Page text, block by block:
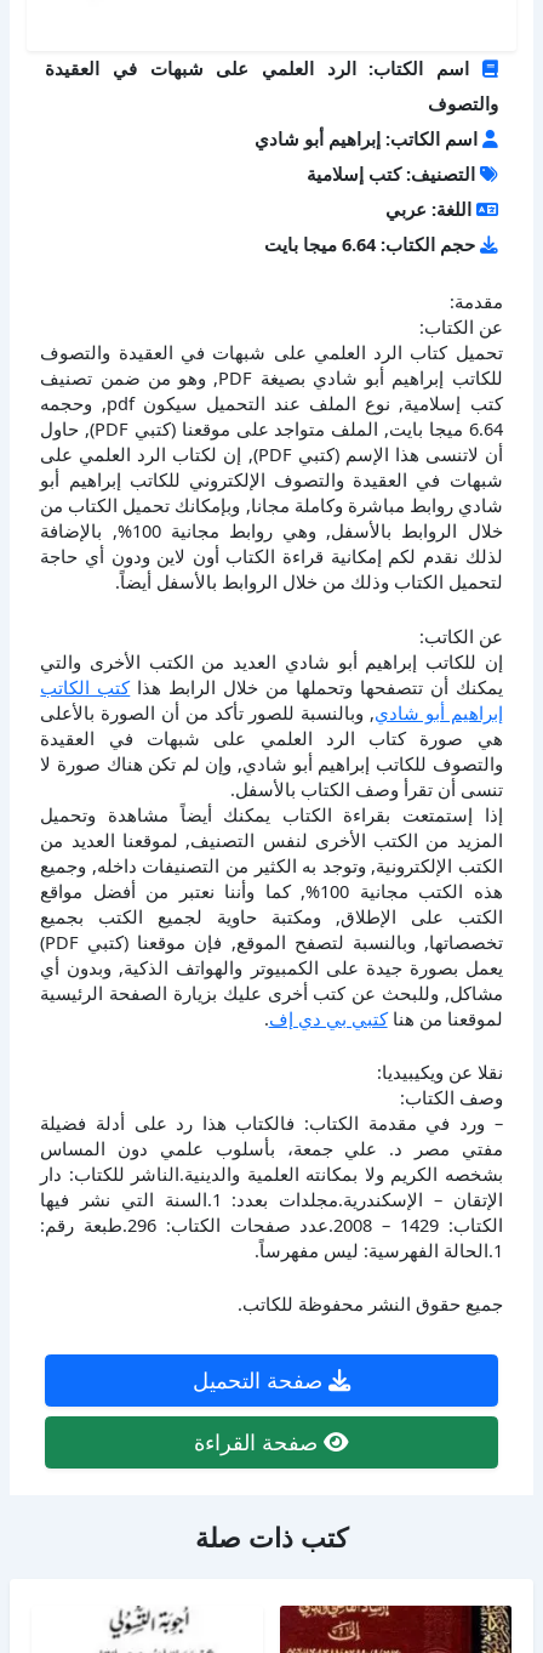
اسم الكتاب: الرد العلمي على شبهات في العقيدة
والتصوف
اسم الكاتب: إبراهيم أبو شادي
التصنيف: كتب إسلامية
اللغة: عربي
حجم الكتاب: 6.64 ميجا بايت
مقدمة:
عن الكتاب:
تحميل كتاب الرد العلمي على شبهات في العقيدة والتصوف
للكاتب إبراهيم أبو شادي بصيغة PDF, وهو من ضمن تصنيف
كتب إسلامية, نوع الملف عند التحميل سيكون pdf, وحجمه
6.64 ميجا بايت, الملف متواجد على موقعنا (كتبي PDF), حاول
أن لاتنسى هذا الإسم (كتبي PDF), إن لكتاب الرد العلمي على
شبهات في العقيدة والتصوف الإلكتروني للكاتب إبراهيم أبو
شادي روابط مباشرة وكاملة مجانا, وبإمكانك تحميل الكتاب من
خلال الروابط بالأسفل, وهي روابط مجانية 100%, بالإضافة
لذلك نقدم لكم إمكانية قراءة الكتاب أون لاين ودون أي حاجة
لتحميل الكتاب وذلك من خلال الروابط بالأسفل أيضاً.
عن الكاتب:
إن للكاتب إبراهيم أبو شادي العديد من الكتب الأخرى والتي
يمكنك أن تتصفحها وتحملها من خلال الرابط هذاكتب الكاتب
إبراهيم أبو شادي, وبالنسبة للصور تأكد من أن الصورة بالأعلى
هي صورة كتاب الرد العلمي على شبهات في العقيدة
والتصوف للكاتب إبراهيم أبو شادي, وإن لم تكن هناك صورة لا
تنسى أن تقرأ وصف الكتاب بالأسفل.
إذا إستمتعت بقراءة الكتاب يمكنك أيضاً مشاهدة وتحميل
المزيد من الكتب الأخرى لنفس التصنيف, لموقعنا العديد من
الكتب الإلكترونية, وتوجد به الكثير من التصنيفات داخله, وجميع
هذه الكتب مجانية 100%, كما وأننا نعتبر من أفضل مواقع
الكتب على الإطلاق, ومكتبة حاوية لجميع الكتب بجميع
تخصصاتها, وبالنسبة لتصفح الموقع, فإن موقعنا (كتبي PDF)
يعمل بصورة جيدة على الكمبيوتر والهواتف الذكية, وبدون أي
مشاكل, وللبحث عن كتب أخرى عليك بزيارة الصفحة الرئيسية
لموقعنا من هناكتبي بي دي إف.
نقلا عن ويكيبيديا:
وصف الكتاب:
– ورد في مقدمة الكتاب: فالكتاب هذا رد على أدلة فضيلة
مفتي مصر د. علي جمعة، بأسلوب علمي دون المساس
بشخصه الكريم ولا بمكانته العلمية والدينية.الناشر للكتاب: دار
الإتقان – الإسكندرية.مجلدات بعدد: 1.السنة التي نشر فيها
الكتاب: 1429 – 2008.عدد صفحات الكتاب: 296.طبعة رقم:
1.الحالة الفهرسية: ليس مفهرساً.
جميع حقوق النشر محفوظة للكاتب.
صفحة التحميل
صفحة القراءة
كتب ذات صلة